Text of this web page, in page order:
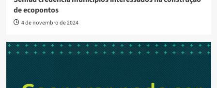
de ecopontos
4 de novembro de 2024